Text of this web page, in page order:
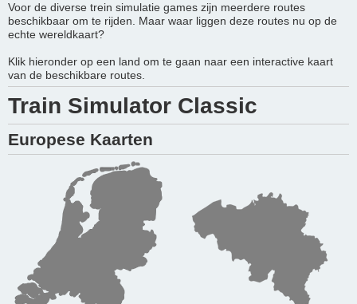
Voor de diverse trein simulatie games zijn meerdere routes
beschikbaar om te rijden. Maar waar liggen deze routes nu op de
echte wereldkaart?
Klik hieronder op een land om te gaan naar een interactive kaart
van de beschikbare routes.
Train Simulator Classic
Europese Kaarten